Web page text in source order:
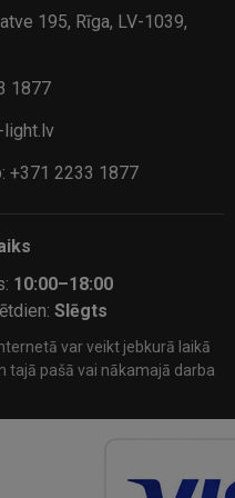
195, Rīga, LV-1039,
1877
+371 2233 1877
10:00–18:00
Slēgts
var veikt jebkurā laikā
tajā pašā vai nākamajā darba